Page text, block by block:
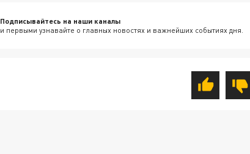
Подписывайтесь на наши каналы
и первыми узнавайте о главных новостях и важнейших событиях дня.